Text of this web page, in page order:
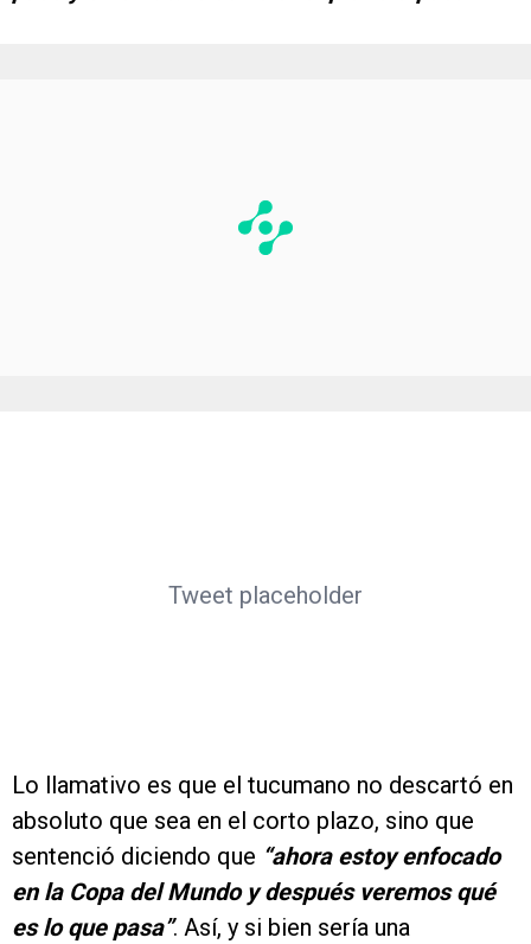
Tweet placeholder
Lo llamativo es que el tucumano no descartó en
absoluto que sea en el corto plazo, sino que
sentenció diciendo que “ahora estoy enfocado
en la Copa del Mundo y después veremos qué
es lo que pasa”. Así, y si bien sería una